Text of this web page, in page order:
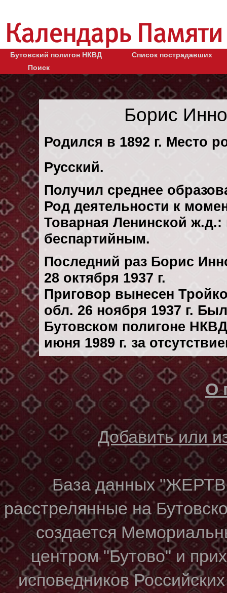
Бутовский полигон НКВД
Список пострадавших
Поиск
Борис
Родился в 1892 г. Место
Русский.
Получил среднее
Род деятельности к
Товарная Ленинской
беспартийным.
Последний раз Борис
28 октября 1937 г.
Приговор вынесен
обл. 26 ноября 1937 г.
Бутовском полигоне
июня 1989 г. за
О
Добавить или
База данных
расстрелянные на
создается
центром "Бутово" и
исповедников